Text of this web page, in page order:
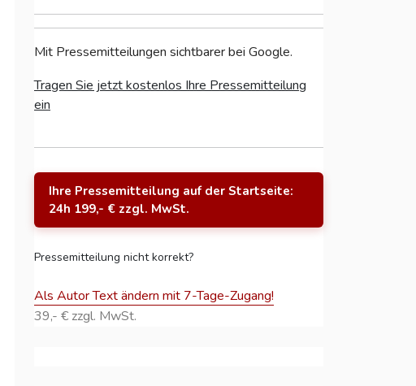
Mit Pressemitteilungen sichtbarer bei Google.
Tragen Sie jetzt kostenlos Ihre Pressemitteilung
ein
Ihre Pressemitteilung auf der Startseite:
24h 199,- € zzgl. MwSt.
Pressemitteilung nicht korrekt?
Als Autor Text ändern mit 7-Tage-Zugang!
39,- € zzgl. MwSt.